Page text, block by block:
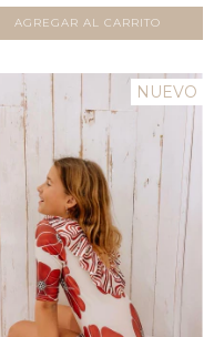
AGREGAR AL CARRITO
NUEVO